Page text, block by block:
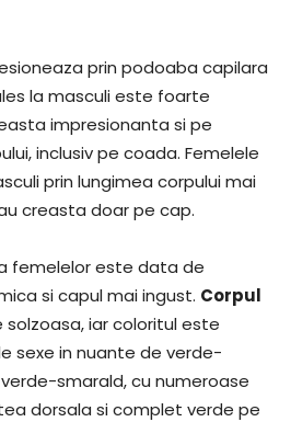
prin podoaba capilara
la masculi este foarte
impresionanta si pe
inclusiv pe coada. Femelele
prin lungimea corpului mai
creasta doar pe cap.
femelelor este data de
si capul mai ingust. Corpul
iar coloritul este
sexe in nuante de verde-
smarald, cu numeroase
dorsala si complet verde pe